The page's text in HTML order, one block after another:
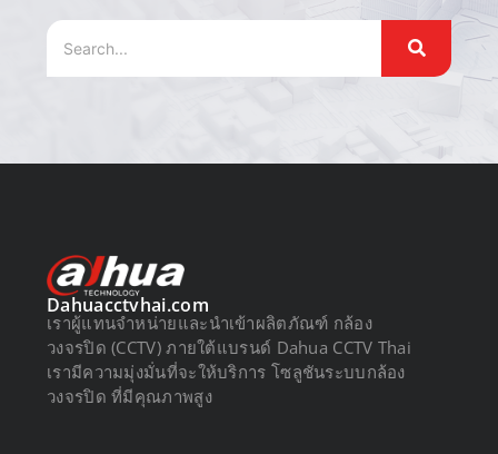
Dahuacctvhai.com
เราผู้แทนจำหน่ายและนำเข้าผลิตภัณฑ์ กล้อง
วงจรปิด (CCTV) ภายใต้แบรนด์ Dahua CCTV Thai
เรามีความมุ่งมั่นที่จะให้บริการ โซลูชันระบบกล้อง
วงจรปิด ที่มีคุณภาพสูง